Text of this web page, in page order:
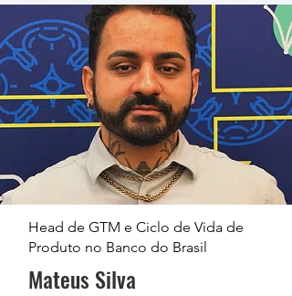
Head de GTM e Ciclo de Vida de
Produto no Banco do Brasil
Mateus Silva